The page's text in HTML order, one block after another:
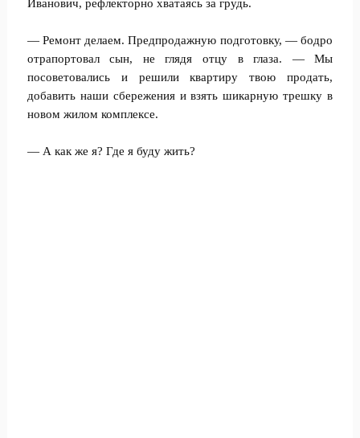
Иванович, рефлекторно хватаясь за грудь.
— Ремонт делаем. Предпродажную подготовку, — бодро
отрапортовал сын, не глядя отцу в глаза. — Мы
посоветовались и решили квартиру твою продать,
добавить наши сбережения и взять шикарную трешку в
новом жилом комплексе.
— А как же я? Где я буду жить?